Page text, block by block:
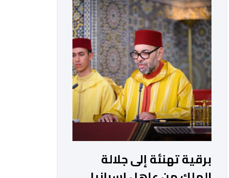
واتارا، مقرونة بأصدق متمنيات جلالته
بموصول التقدم والازدهار للشعب
الإيفواري. ومما جاء في برقية جلالة
الملك “لقد تمكنت المملكة المغربية
وجمهورية كوت ديفوار، بحكم […]
برقية تهنئة إلى جلالة